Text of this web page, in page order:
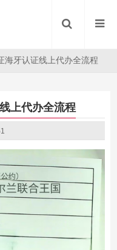
海牙认证线上代办全流程
上代办全流程